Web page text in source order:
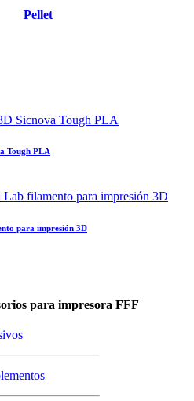
Pellet
Tough PLA
para impresión 3D
para impresora FFF